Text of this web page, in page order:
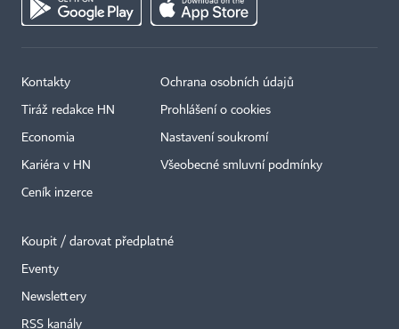
Kontakty
Tiráž redakce HN
Economia
Kariéra v HN
Ceník inzerce
Ochrana osobních údajů
Prohlášení o cookies
Nastavení soukromí
Všeobecné smluvní podmínky
Koupit / darovat předplatné
Eventy
Newslettery
RSS kanály